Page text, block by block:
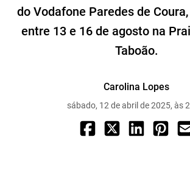
do Vodafone Paredes de
entre 13 e 16 de agosto na
Taboão.
Carolina Lopes
sábado, 12 de abril de 2025, às